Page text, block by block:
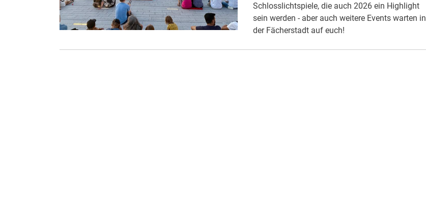
Schlosslichtspiele, die auch 2026 ein Highlight
sein werden - aber auch weitere Events warten in
der Fächerstadt auf euch!